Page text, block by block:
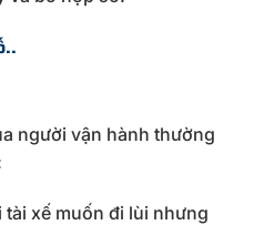
người vận hành thường
xế muốn đi lùi nhưng